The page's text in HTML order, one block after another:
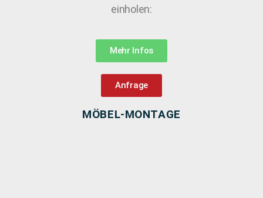
einholen:
Mehr Infos
Anfrage
MÖBEL-MONTAGE